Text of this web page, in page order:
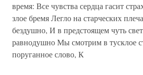
время: Все чувства сердца гасит
злое бремя Легло на старческих
бездушно, И в предстоящем чуть
равнодушно Мы смотрим в тусклое
поруганное слово, К